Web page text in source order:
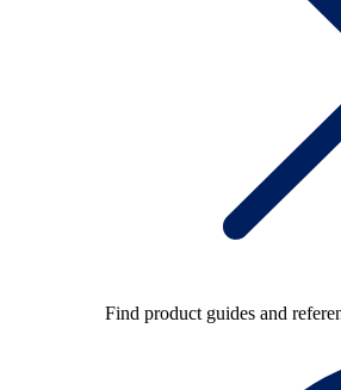
Find product guides and